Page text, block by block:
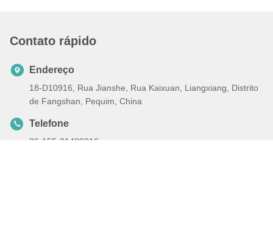
Contato rápido
Endereço
18-D10916, Rua Jianshe, Rua Kaixuan, Liangxiang, Distrito
de Fangshan, Pequim, China
Telefone
86-155-31489916